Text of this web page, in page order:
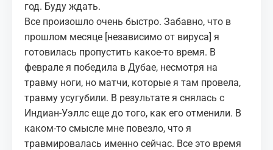
год. Буду ждать.
Все произошло очень быстро. Забавно, что в
прошлом месяце [независимо от вируса] я
готовилась пропустить какое-то время. В
феврале я победила в Дубае, несмотря на
травму ноги, но матчи, которые я там провела,
травму усугубили. В результате я снялась с
Индиан-Уэллс еще до того, как его отменили. В
каком-то смысле мне повезло, что я
травмировалась именно сейчас. Все это время